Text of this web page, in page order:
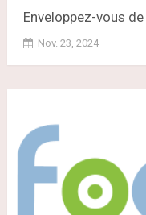
Enveloppez-vous
Nov. 23, 2024